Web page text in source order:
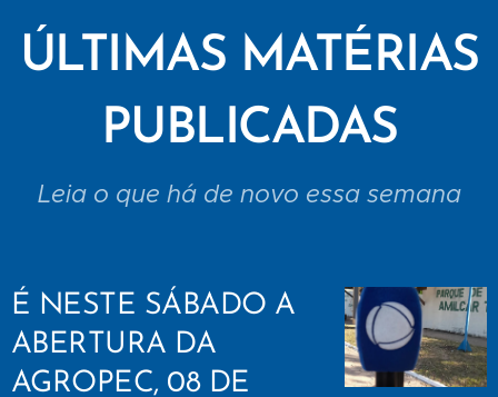
ÚLTIMAS MATÉRIAS
PUBLICADAS
Leia o que há de novo essa semana
É NESTE SÁBADO A
ABERTURA DA
AGROPEC, 08 DE